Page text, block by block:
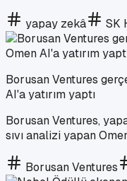
yapay zekâ SK
Borusan Ventures
AI'a yatırım yaptı
Borusan Ventures,
sıvı analizi yapan
Borusan Ventures